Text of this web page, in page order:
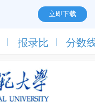
立即下载
报录比 分数